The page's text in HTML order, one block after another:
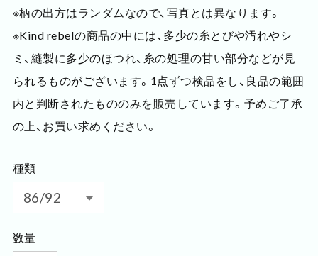
※柄の出方はランダムなので、写真とは異なります。
※Kind rebelの商品の中には、多少の糸とびや汚れやシ
ミ、縫製に多少のほつれ、糸の処理の甘い部分などが見
られるものがございます。1点ずつ検品をし、良品の範囲
内と判断されたもののみを販売しています。予めご了承
の上、お買い求めください。
種類
数量